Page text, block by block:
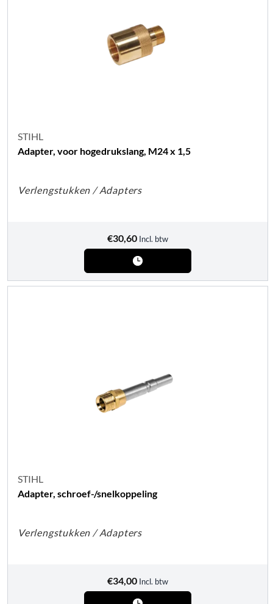
STIHL
Adapter, voor hogedrukslang, M24 x 1,5
Verlengstukken / Adapters
€30,60 Incl. btw
STIHL
Adapter, schroef-/snelkoppeling
Verlengstukken / Adapters
€34,00 Incl. btw